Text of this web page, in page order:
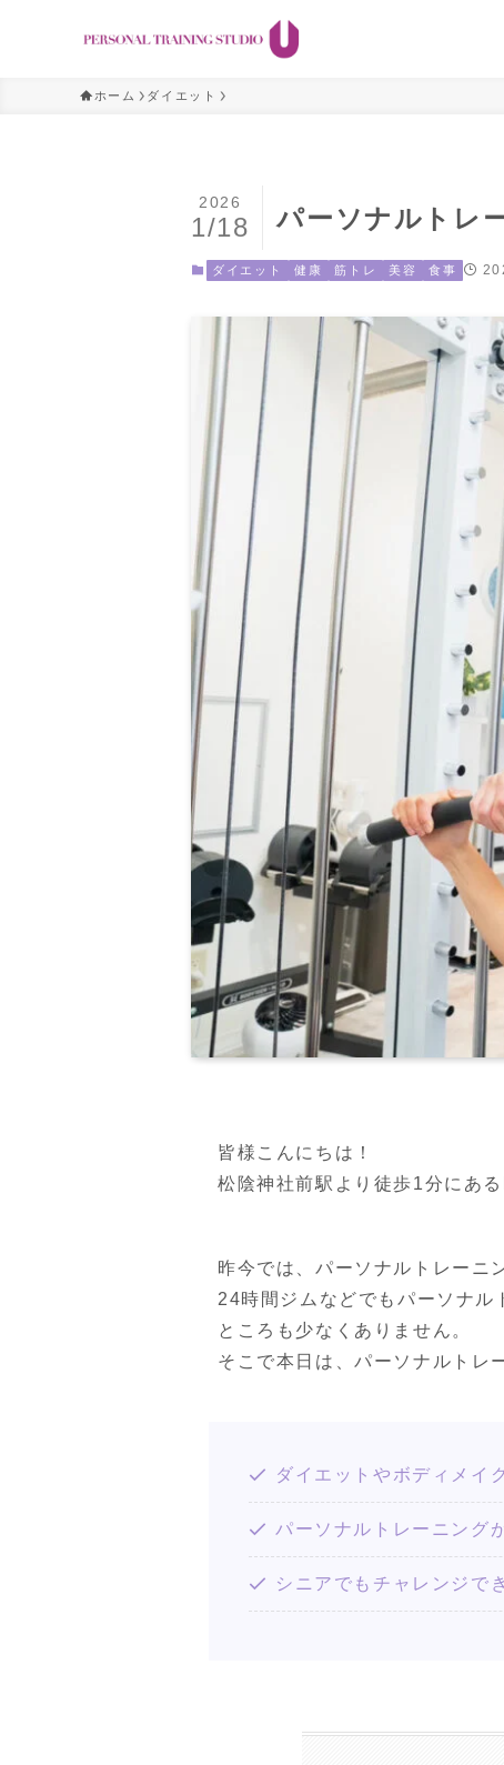
ホーム ダイエット
パーソナルトレ
2026
1/18
ダイエット 健康 筋トレ 美容 食事
皆様こんにちは！
松陰神社前駅より徒歩1分にあ
昨今では、パーソナルトレーニ
24時間ジムなどでもパーソナル
ところも少なくありません。
そこで本日は、パーソナルトレ
ダイエットやボディメイ
パーソナルトレーニング
シニアでもチャレンジで